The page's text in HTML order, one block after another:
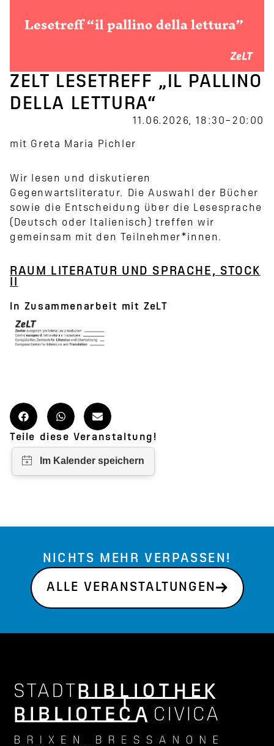
ZELT LESETREFF „IL PALLINO
DELLA LETTURA“
11.06.2026, 18:30–20:00
mit Greta Maria Pichler
Wir lesen und diskutieren
Gegenwartsliteratur. Die Auswahl der Bücher
sowie die Entscheidung über die Lesesprache
(Deutsch oder Italienisch) treffen wir
gemeinsam mit den Teilnehmer*innen.
RAUM LITERATUR UND SPRACHE, STOCK
In Zusammenarbeit mit ZeLT
Teile diese Veranstaltung!
NICHTS MEHR VERPASSEN!
ALLE VERANSTALTUNGEN